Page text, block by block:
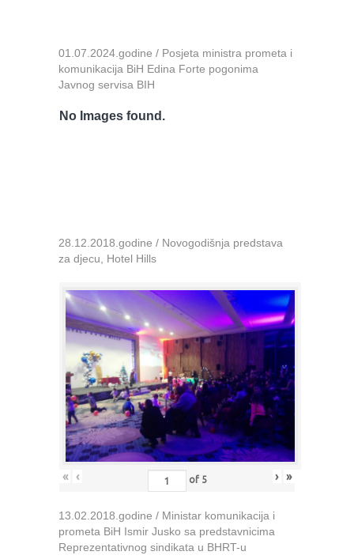
01.07.2024.godine / Posjeta ministra prometa i
komunikacija BiH Edina Forte pogonima
Javnog servisa BIH
No Images found.
28.12.2018.godine / Novogodišnja predstava
za djecu, Hotel Hills
« ‹ of 5 › »
13.02.2018.godine / Ministar komunikacija i
prometa BiH Ismir Jusko sa predstavnicima
Reprezentativnog sindikata u BHRT-u